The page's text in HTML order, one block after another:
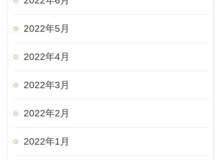
2022年5月
2022年4月
2022年3月
2022年2月
2022年1月